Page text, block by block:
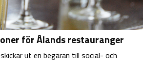
för Ålands restauranger
ut en begäran till social- och